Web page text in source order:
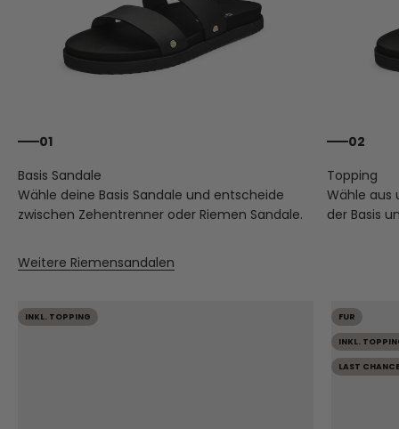
01
Wähle deine Basis Sandale und entscheide
zwischen Zehentrenner oder Riemen Sandale.
02
Wähle aus
der Basis
Weitere Riemensandalen
INKL. TOPPING FUR
INKL.
LAST CHANCE